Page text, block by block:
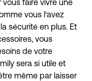
faire vivre une
vous l’avez
sécurité en plus. Et
vous
de votre
sera si utile et
même par laisser